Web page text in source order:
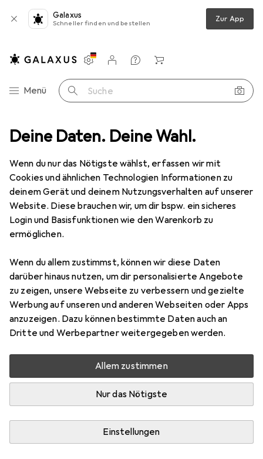
Deine Daten. Deine Wahl.
Wenn du nur das Nötigste wählst, erfassen wir mit
Cookies und ähnlichen Technologien Informationen zu
deinem Gerät und deinem Nutzungsverhalten auf unserer
Website. Diese brauchen wir, um dir bspw. ein sicheres
Login und Basisfunktionen wie den Warenkorb zu
ermöglichen.
Wenn du allem zustimmst, können wir diese Daten
darüber hinaus nutzen, um dir personalisierte Angebote
zu zeigen, unsere Webseite zu verbessern und gezielte
Werbung auf unseren und anderen Webseiten oder Apps
anzuzeigen. Dazu können bestimmte Daten auch an
Dritte und Werbepartner weitergegeben werden.
Allem zustimmen
Nur das Nötigste
Einstellungen
Galaxus
Schneller finden und bestellen Zur App
Navigation nach Kategorien
Menü Suche
Einstellungen
Kundenkonto
Vergleichslisten
Merklisten
Warenkorb
Arbeitshose Carhartt Stretch Duck Double Front
2 Bilder
CarharttStretch Duck Double Front
Preis in EUR inkl. MwSt.
EUR
80,73
5
Bewertungen
Zwischen Di, 18.8. und Do, 20.8. geliefert
Nur 1 Stück an Lager beim Lieferanten
Benachrichtigen, wenn schneller verfügbar
Lieferort angeben für genaue Lieferzeit